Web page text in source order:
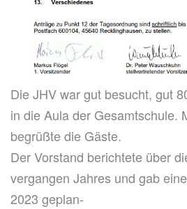
Die JHV war gut besucht, gut
in die Aula der Gesamtschule.
begrüßte die Gäste.
Der Vorstand berichtete über
vergangen Jahres und gab
2023 geplan-